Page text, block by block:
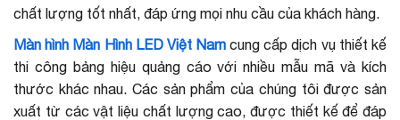
chất lượng tốt nhất, đáp ứng mọi nhu cầu của khách hàng.
Màn hình Màn Hình LED Việt Nam cung cấp dịch vụ thiết kế
thi công bảng hiệu quảng cáo với nhiều mẫu mã và kích
thước khác nhau. Các sản phẩm của chúng tôi được sản
xuất từ các vật liệu chất lượng cao, được thiết kế để đáp